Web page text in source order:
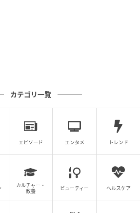
リカ料理をランチでいただきま
んが「アメリカの、ほんまに？っ
てみる」と言い、画面に映し出さ
カテゴリ一覧
エピソード エンタメ トレンド
カルチャー・
教養
ビューティー ヘルスケア